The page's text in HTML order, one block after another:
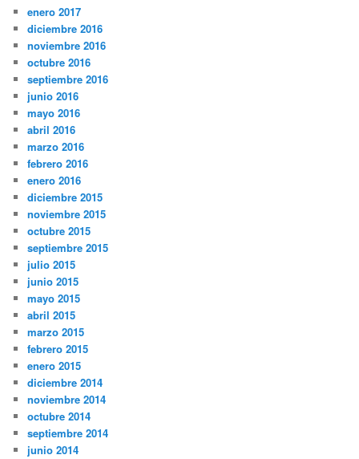
enero 2017
diciembre 2016
noviembre 2016
octubre 2016
septiembre 2016
junio 2016
mayo 2016
abril 2016
marzo 2016
febrero 2016
enero 2016
diciembre 2015
noviembre 2015
octubre 2015
septiembre 2015
julio 2015
junio 2015
mayo 2015
abril 2015
marzo 2015
febrero 2015
enero 2015
diciembre 2014
noviembre 2014
octubre 2014
septiembre 2014
junio 2014